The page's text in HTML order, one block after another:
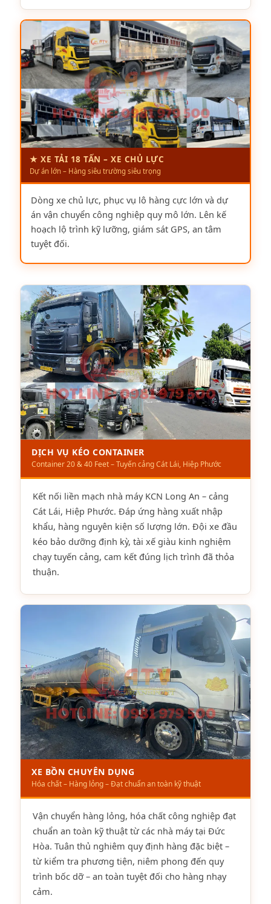
★ XE TẢI 18 TẤN – XE CHỦ LỰC
Dự án lớn – Hàng siêu trường siêu trọng
Dòng xe chủ lực, phục vụ lô hàng cực lớn và dự
án vận chuyển công nghiệp quy mô lớn. Lên kế
hoạch lộ trình kỹ lưỡng, giám sát GPS, an tâm
tuyệt đối.
DỊCH VỤ KÉO CONTAINER
Container 20 & 40 Feet – Tuyến cảng Cát Lái, Hiệp Phước
Kết nối liền mạch nhà máy KCN Long An – cảng
Cát Lái, Hiệp Phước. Đáp ứng hàng xuất nhập
khẩu, hàng nguyên kiện số lượng lớn. Đội xe đầu
kéo bảo dưỡng định kỳ, tài xế giàu kinh nghiệm
chạy tuyến cảng, cam kết đúng lịch trình đã thỏa
thuận.
XE BỒN CHUYÊN DỤNG
Hóa chất – Hàng lỏng – Đạt chuẩn an toàn kỹ thuật
Vận chuyển hàng lỏng, hóa chất công nghiệp đạt
chuẩn an toàn kỹ thuật từ các nhà máy tại Đức
Hòa. Tuân thủ nghiêm quy định hàng đặc biệt –
từ kiểm tra phương tiện, niêm phong đến quy
trình bốc dỡ – an toàn tuyệt đối cho hàng nhạy
cảm.